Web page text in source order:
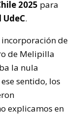
2025 para
UdeC.
incorporación de
de Melipilla
la nula
sentido, los
explicamos en